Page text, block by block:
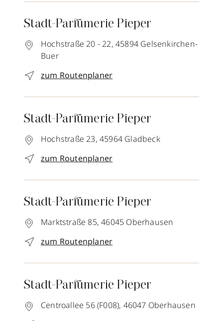
Stadt-Parfümerie Pieper
Hochstraße 20 - 22, 45894 Gelsenkirchen-
Buer
zum Routenplaner
Stadt-Parfümerie Pieper
Hochstraße 23, 45964 Gladbeck
zum Routenplaner
Stadt-Parfümerie Pieper
Marktstraße 85, 46045 Oberhausen
zum Routenplaner
Stadt-Parfümerie Pieper
Centroallee 56 (F008), 46047 Oberhausen